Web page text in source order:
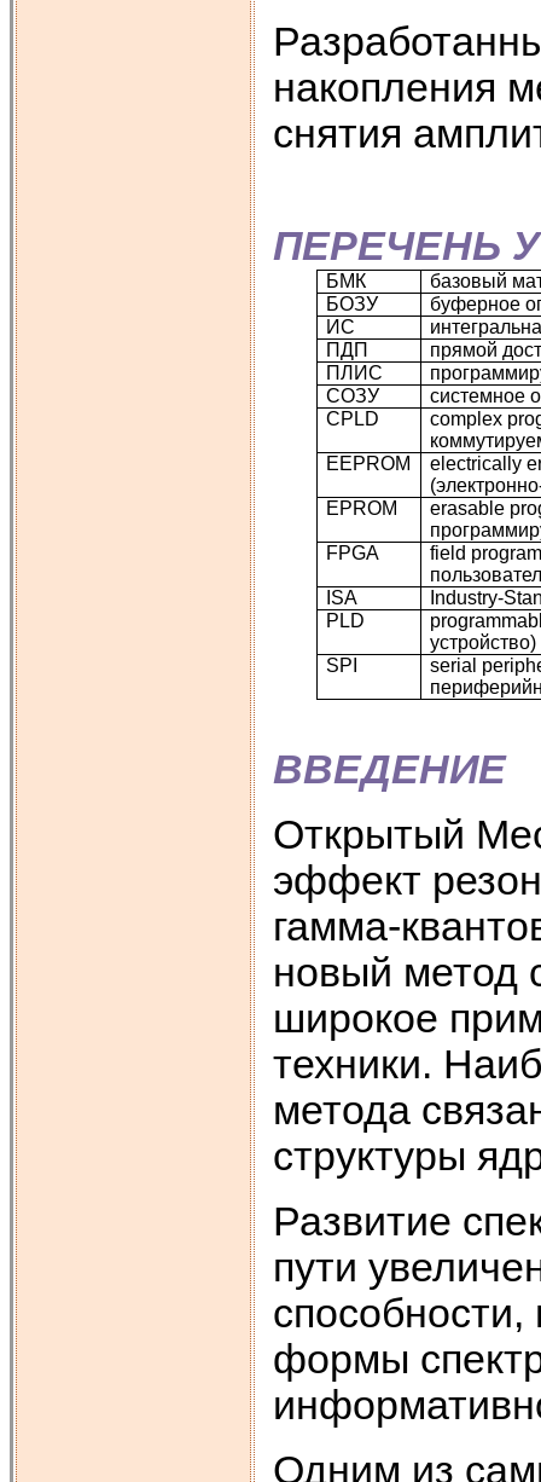
накопления
снятия
ПЕРЕЧЕНЬ
БМК
базовый
БОЗУ
буферное
ИС
ПДП
прямой
ПЛИС
СОЗУ
системное
CPLD
complex
EEPROM
electrically
EPROM
erasable
FPGA
field
ISA
Industry-
PLD
устройство)
SPI
serial
ВВЕДЕНИЕ
Открытый
эффект
гамма-
новый метод
широкое
техники.
метода
структуры
Развитие
пути
формы
Одним из